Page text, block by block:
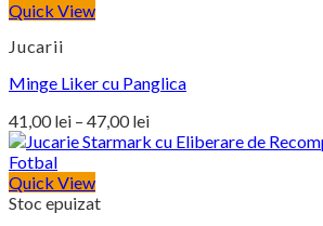
Quick View
Jucarii
Minge Liker cu Panglica
41,00lei – 47,00leiInterval
de
Quick View
Stoc epuizat